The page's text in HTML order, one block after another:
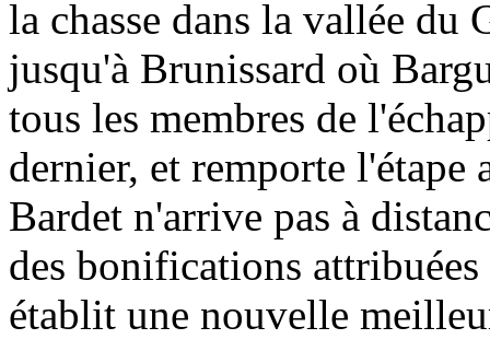
la chasse dans la vallée
jusqu'à Brunissard où
tous les membres de
dernier, et remporte l'étape
Bardet n'arrive pas à
des bonifications
établit une nouvelle